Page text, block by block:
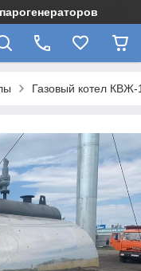
Газовый котел